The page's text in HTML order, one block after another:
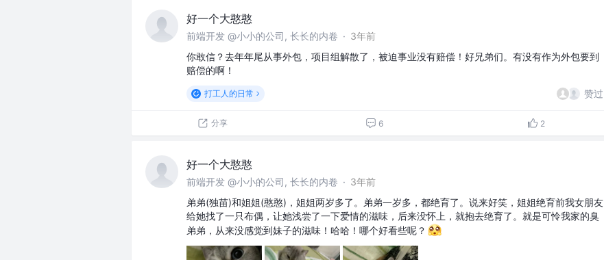
好一个大憨憨
前端开发 @小小的公司, 长长的内卷 · 3年前
你敢信？去年年尾从事外包，项目组解散了，被迫事业没有赔偿！好兄弟们。有没有作为外包要到
赔偿的啊！
打工人的日常 赞过
分享 6 2
好一个大憨憨
前端开发 @小小的公司, 长长的内卷 · 3年前
弟弟(独苗)和姐姐(憨憨)，姐姐两岁多了。弟弟一岁多，都绝育了。说来好笑，姐姐绝育前我女朋友
给她找了一只布偶，让她浅尝了一下爱情的滋味，后来没怀上，就抱去绝育了。就是可怜我家的臭
弟弟，从来没感觉到妹子的滋味！哈哈！哪个好看些呢？